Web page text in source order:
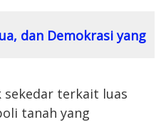
dan Demokrasi yang
sekedar terkait luas
tanah yang